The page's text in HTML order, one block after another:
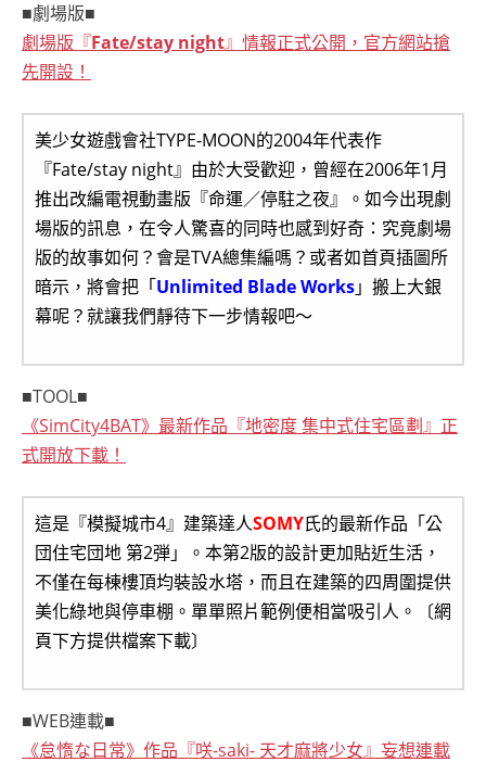
■劇場版■
劇場版『Fate/stay night』情報正式公開，官方網站搶
先開設！
美少女遊戲會社TYPE-MOON的2004年代表作
『Fate/stay night』由於大受歡迎，曾經在2006年1月
推出改編電視動畫版『命運／停駐之夜』。如今出現劇
場版的訊息，在令人驚喜的同時也感到好奇：究竟劇場
版的故事如何？會是TVA總集編嗎？或者如首頁插圖所
暗示，將會把「Unlimited Blade Works」搬上大銀
幕呢？就讓我們靜待下一步情報吧～
■TOOL■
《SimCity4BAT》最新作品『地密度 集中式住宅區劃』正
式開放下載！
這是『模擬城市4』建築達人SOMY氏的最新作品「公
団住宅団地 第2弾」。本第2版的設計更加貼近生活，
不僅在每棟樓頂均裝設水塔，而且在建築的四周圍提供
美化綠地與停車棚。單單照片範例便相當吸引人。〔網
頁下方提供檔案下載〕
■WEB連載■
《怠惰な日常》作品『咲-saki- 天才麻將少女』妄想連載